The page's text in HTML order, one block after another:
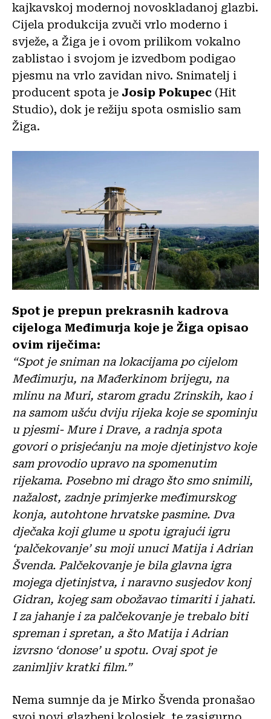
kajkavskoj modernoj novoskladanoj glazbi.
Cijela produkcija zvuči vrlo moderno i
svježe, a Žiga je i ovom prilikom vokalno
zablistao i svojom je izvedbom podigao
pjesmu na vrlo zavidan nivo. Snimatelj i
producent spota je Josip Pokupec (Hit
Studio), dok je režiju spota osmislio sam
Žiga.
Spot je prepun prekrasnih kadrova
cijeloga Međimurja koje je Žiga opisao
ovim riječima:
“Spot je sniman na lokacijama po cijelom
Međimurju, na Mađerkinom brijegu, na
mlinu na Muri, starom gradu Zrinskih, kao i
na samom ušću dviju rijeka koje se spominju
u pjesmi- Mure i Drave, a radnja spota
govori o prisjećanju na moje djetinjstvo koje
sam provodio upravo na spomenutim
rijekama. Posebno mi drago što smo snimili,
nažalost, zadnje primjerke međimurskog
konja, autohtone hrvatske pasmine. Dva
dječaka koji glume u spotu igrajući igru
‘palčekovanje’ su moji unuci Matija i Adrian
Švenda. Palčekovanje je bila glavna igra
mojega djetinjstva, i naravno susjedov konj
Gidran, kojeg sam obožavao timariti i jahati.
I za jahanje i za palčekovanje je trebalo biti
spreman i spretan, a što Matija i Adrian
izvrsno ‘donose’ u spotu. Ovaj spot je
zanimljiv kratki film.”
Nema sumnje da je Mirko Švenda pronašao